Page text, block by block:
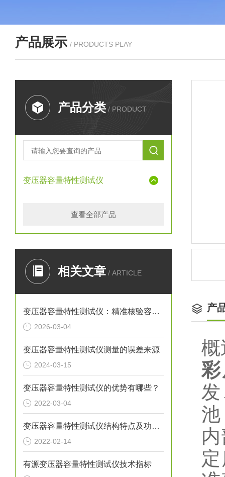
产品展示 / PRODUCTS PLAY
产品分类 / PRODUCT
变压器容量特性测试仪
查看全部产品
相关文章 / ARTICLE
变压器容量特性测试仪：精准核验容量，筑牢电费计量防线
2026-03-04
变压器容量特性测试仪测量的误差来源
2024-03-15
变压器容量特性测试仪的优势有哪些？
2022-03-04
变压器容量特性测试仪结构特点及功能说明
2022-02-14
有源变压器容量特性测试仪技术指标
产
概